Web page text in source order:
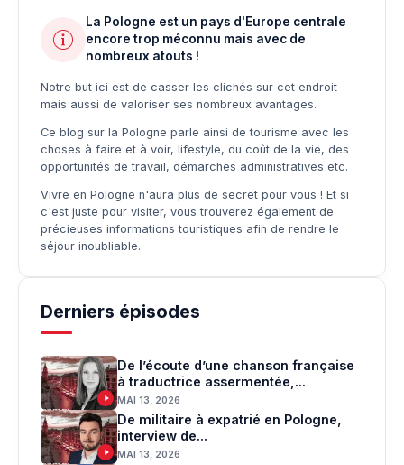
La Pologne est un pays d'Europe centrale
encore trop méconnu mais avec de
nombreux atouts !
Notre but ici est de casser les clichés sur cet endroit
mais aussi de valoriser ses nombreux avantages.
Ce blog sur la Pologne parle ainsi de tourisme avec les
choses à faire et à voir, lifestyle, du coût de la vie, des
opportunités de travail, démarches administratives etc.
Vivre en Pologne n'aura plus de secret pour vous ! Et si
c'est juste pour visiter, vous trouverez également de
précieuses informations touristiques afin de rendre le
séjour inoubliable.
Derniers épisodes
De l’écoute d’une chanson française
à traductrice assermentée,...
MAI 13, 2026
De militaire à expatrié en Pologne,
interview de...
MAI 13, 2026